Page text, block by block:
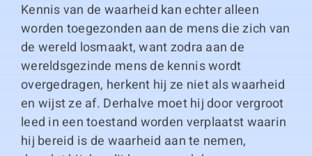
Kennis van de waarheid kan echter alleen
worden toegezonden aan de mens die zich van
de wereld losmaakt, want zodra aan de
wereldsgezinde mens de kennis wordt
overgedragen, herkent hij ze niet als waarheid
en wijst ze af. Derhalve moet hij door vergroot
leed in een toestand worden verplaatst waarin
hij bereid is de waarheid aan te nemen,